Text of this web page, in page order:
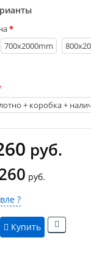
700х2000mm
+ коробка +
руб.
руб.
?
Купить